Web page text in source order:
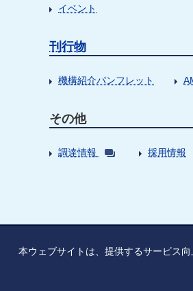
イベント
刊行物
機構紹介パンフレット
その他
調達情報 採用情報
本ウェブサイトは、提供するサービス